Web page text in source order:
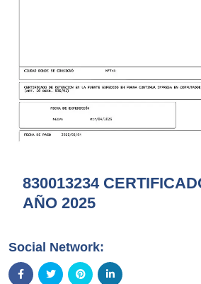
830013234
AÑO 2025
Social Network: